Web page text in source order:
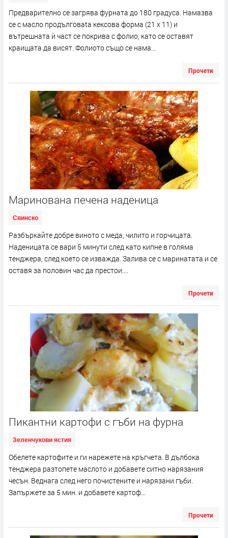
Предварително се загрява фурната до 180 градуса. Намазва
се с масло продълговаta кексова форма (21 x 11) и
вътрешната ѝ част се покрива с фолио, като се оставят
краищата да висят. Фолиото също се нама...
Прочети
Маринована печена наденица
Свинско
Разбъркайте добре виното с меда, чилито и горчицата.
Наденицата се вари 5 минути след като кипне в голяма
тенджера, след което се изважда. Залива се с маринатата и се
оставя за половин час да престои....
Прочети
Пикантни картофи с гъби на фурна
Зеленчукови ястия
Обелете картофите и ги нарежете на кръгчета. В дълбока
тенджера разтопете маслото и добавете ситно нарязания
чесън. Веднага след него почистените и нарязани гъби.
Запържете за 5 мин. и добавете картоф...
Прочети